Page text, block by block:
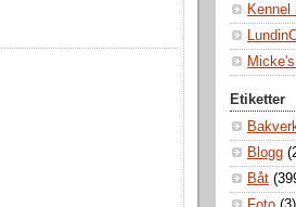
Kennel
Etiketter
Blogg
Båt